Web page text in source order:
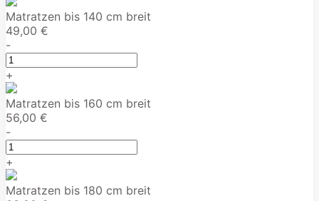
Matratzen bis 140 cm breit
49,00 €
-
+
Matratzen bis 160 cm breit
56,00 €
-
+
Matratzen bis 180 cm breit